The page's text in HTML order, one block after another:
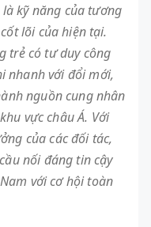
kỹ năng của tương
lõi của hiện tại.
trẻ có tư duy công
nhanh với đổi mới,
nguồn cung nhân
vực châu Á. Với
của các đối tác,
nối đáng tin cậy
với cơ hội toàn